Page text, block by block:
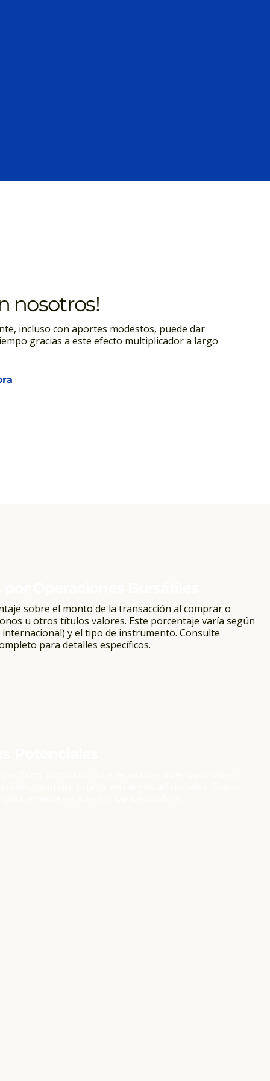
nosotros!
incluso con aportes modestos, puede dar
gracias a este efecto multiplicador a largo
sobre el monto de la transacción al comprar o
u otros títulos valores. Este porcentaje varía según
internacional) y el tipo de instrumento. Consulte
para detalles específicos.